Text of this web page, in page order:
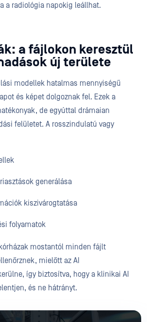
a radiológia napokig leállhat.
a fájlokon keresztül
új területe
modellek hatalmas mennyiségű
és képet dolgoznak fel. Ezek a
de egyúttal drámaian
felületet. A rosszindulatú vagy
generálása
kiszivárogtatása
folyamatok
kórházak mostantól minden fájlt
mielőtt az AI
így biztosítva, hogy a klinikai AI
és ne hátrányt.